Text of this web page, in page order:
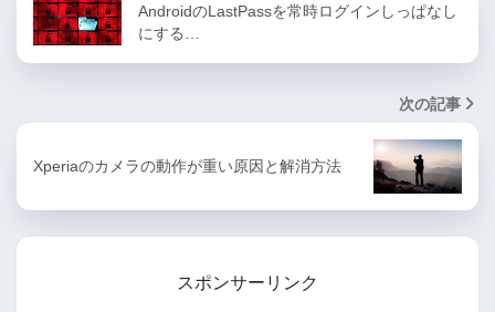
AndroidのLastPassを常時ログインしっぱなし
にする…
次の記事
Xperiaのカメラの動作が重い原因と解消方法
スポンサーリンク